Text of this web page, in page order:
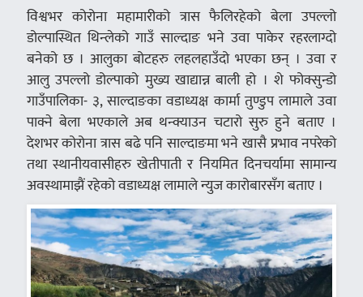
विश्वभर कोरोना महामारीको त्रास फैलिरहेको बेला उपल्लो
डोल्पास्थित थिन्लेको गाउँ साल्दाङ भने उवा पाकेर रहरलाग्दो
बनेको छ । आलुका बोटहरु लहलहाउँदो भएका छन् । उवा र
आलु उपल्लो डोल्पाको मुख्य खाद्यान्न बाली हो । शे फोक्सुन्डो
गाउँपालिका- ३, साल्दाङका वडाध्यक्ष कार्मा तुण्डुप लामाले उवा
पाक्ने बेला भएकाले अब थन्क्याउन चटारो सुरु हुने बताए ।
देशभर कोरोना त्रास बढे पनि साल्दाङमा भने खासै प्रभाव नपरेको
तथा स्थानीयवासीहरु खेतीपाती र नियमित दिनचर्यामा सामान्य
अवस्थामाझैं रहेको वडाध्यक्ष लामाले न्युज कारोबारसँग बताए ।